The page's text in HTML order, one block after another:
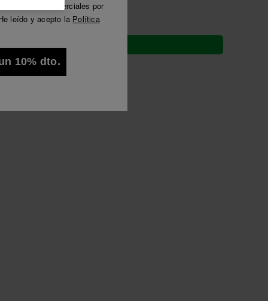
Luna
comerciales por
leído y acepto la Política
10% dto.